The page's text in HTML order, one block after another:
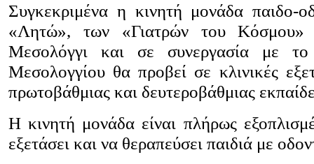
Συγκεκριμένα η κινητή μονάδα παιδο-
«Λητώ», των «Γιατρών του Κόσμου»
Μεσολόγγι και σε συνεργασία με το
Μεσολογγίου θα προβεί σε κλινικές
πρωτοβάθμιας και δευτεροβάθμιας
Η κινητή μονάδα είναι πλήρως
εξετάσει και να θεραπεύσει παιδιά με